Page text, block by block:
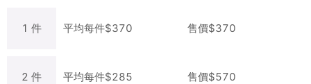
1 件 平均每件$370 售價$370
2 件 平均每件$285 售價$570